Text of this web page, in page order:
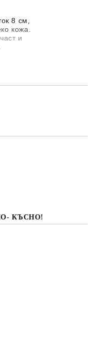
8 см,
кожа.
и
красив!
КЪСНО!